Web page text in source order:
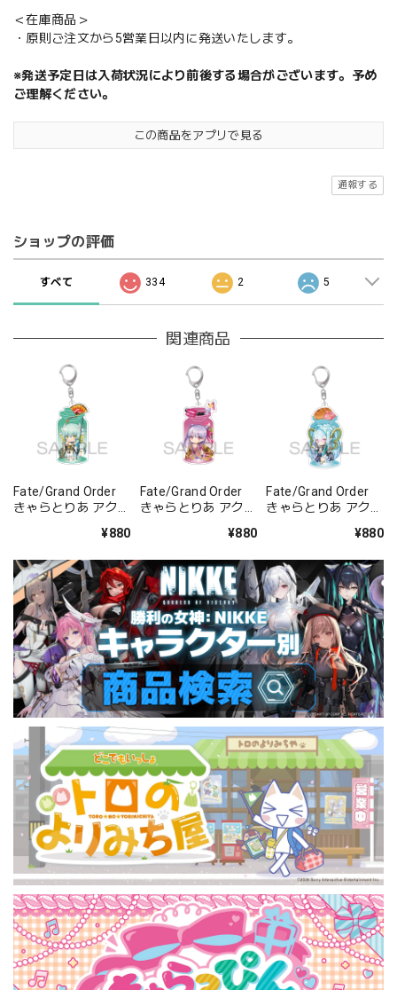
＜在庫商品＞
・原則ご注文から5営業日以内に発送いたします。
※発送予定日は入荷状況により前後する場合がございます。予め
ご理解ください。
この商品をアプリで見る
通報する
ショップの評価
すべて 334 2 5
関連商品
Fate/Grand Order
きゃらとりあ アクリ
¥880
Fate/Grand Order
きゃらとりあ アクリ
バー/パッションリ
¥880
Fate/Grand Order
きゃらとりあ アクリ
チャー/ラーヴァ/テ
¥880